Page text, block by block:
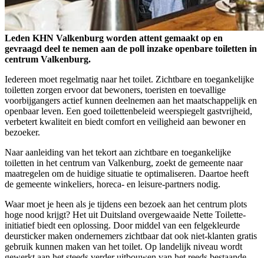
Leden KHN Valkenburg worden attent gemaakt op en
gevraagd deel te nemen aan de poll inzake openbare toiletten in
centrum Valkenburg.
Iedereen moet regelmatig naar het toilet. Zichtbare en toegankelijke
toiletten zorgen ervoor dat bewoners, toeristen en toevallige
voorbijgangers actief kunnen deelnemen aan het maatschappelijk en
openbaar leven. Een goed toilettenbeleid weerspiegelt gastvrijheid,
verbetert kwaliteit en biedt comfort en veiligheid aan bewoner en
bezoeker.
Naar aanleiding van het tekort aan zichtbare en toegankelijke
toiletten in het centrum van Valkenburg, zoekt de gemeente naar
maatregelen om de huidige situatie te optimaliseren. Daartoe heeft
de gemeente winkeliers, horeca- en leisure-partners nodig.
Waar moet je heen als je tijdens een bezoek aan het centrum plots
hoge nood krijgt? Het uit Duitsland overgewaaide Nette Toilette-
initiatief biedt een oplossing. Door middel van een felgekleurde
deursticker maken ondernemers zichtbaar dat ook niet-klanten gratis
gebruik kunnen maken van het toilet. Op landelijk niveau wordt